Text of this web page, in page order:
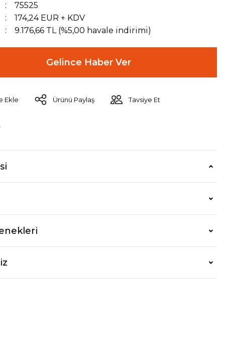
75525
174,24 EUR + KDV
9.176,66 TL (%5,00 havale indirimi)
Gelince Haber Ver
Ürünü Paylaş Tavsiye Et